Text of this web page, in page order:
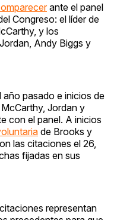
ante el panel
Congreso: el líder de
y los
Andy Biggs y
año pasado e inicios de
Jordan y
con el panel. A inicios
de Brooks y
las citaciones el 26,
fijadas en sus
representan